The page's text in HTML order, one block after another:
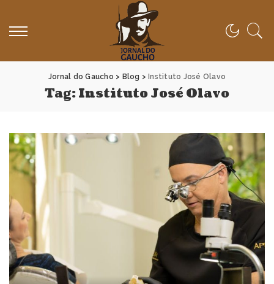
Jornal do Gaucho > Blog > Instituto José Olavo
Tag:Instituto José Olavo